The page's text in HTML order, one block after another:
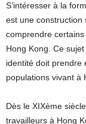
S’intéresser à la
est une construction
comprendre
Hong Kong. Ce
identité doit prendre
populations vivant à
Dès le XIXème
travailleurs à Hong